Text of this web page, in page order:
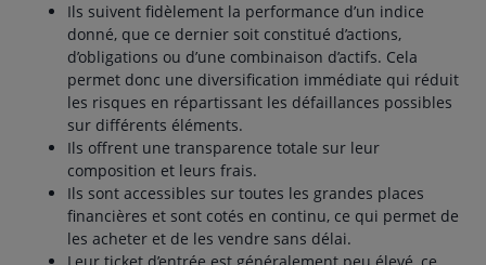
Ils suivent fidèlement la performance d’un indice
donné, que ce dernier soit constitué d’actions,
d’obligations ou d’une combinaison d’actifs. Cela
permet donc une diversification immédiate qui réduit
les risques en répartissant les défaillances possibles
sur différents éléments.
Ils offrent une transparence totale sur leur
composition et leurs frais.
Ils sont accessibles sur toutes les grandes places
financières et sont cotés en continu, ce qui permet de
les acheter et de les vendre sans délai.